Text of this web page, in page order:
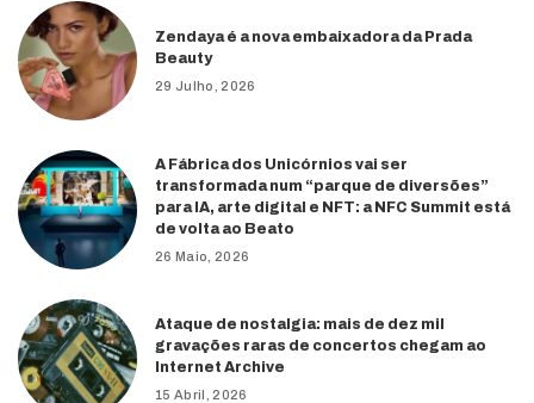
Zendaya é a nova embaixadora da Prada
Beauty
29 Julho, 2026
A Fábrica dos Unicórnios vai ser
transformada num “parque de diversões”
para IA, arte digital e NFT: a NFC Summit está
de volta ao Beato
26 Maio, 2026
Ataque de nostalgia: mais de dez mil
gravações raras de concertos chegam ao
Internet Archive
15 Abril, 2026